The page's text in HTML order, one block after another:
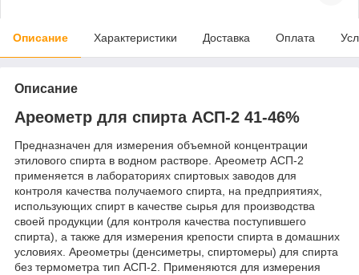
Описание Характеристики Доставка Оплата
Описание
Ареометр для спирта АСП-2 41-46%
Предназначен для измерения объемной концентрации
этилового спирта в водном растворе. Ареометр АСП-2
применяется в лабораториях спиртовых заводов для
контроля качества получаемого спирта, на предприятиях,
использующих спирт в качестве сырья для производства
своей продукции (для контроля качества поступившего
спирта), а также для измерения крепости спирта в домашних
условиях. Ареометры (денсиметры, спиртомеры) для спирта
без термометра тип АСП-2. Применяются для измерения